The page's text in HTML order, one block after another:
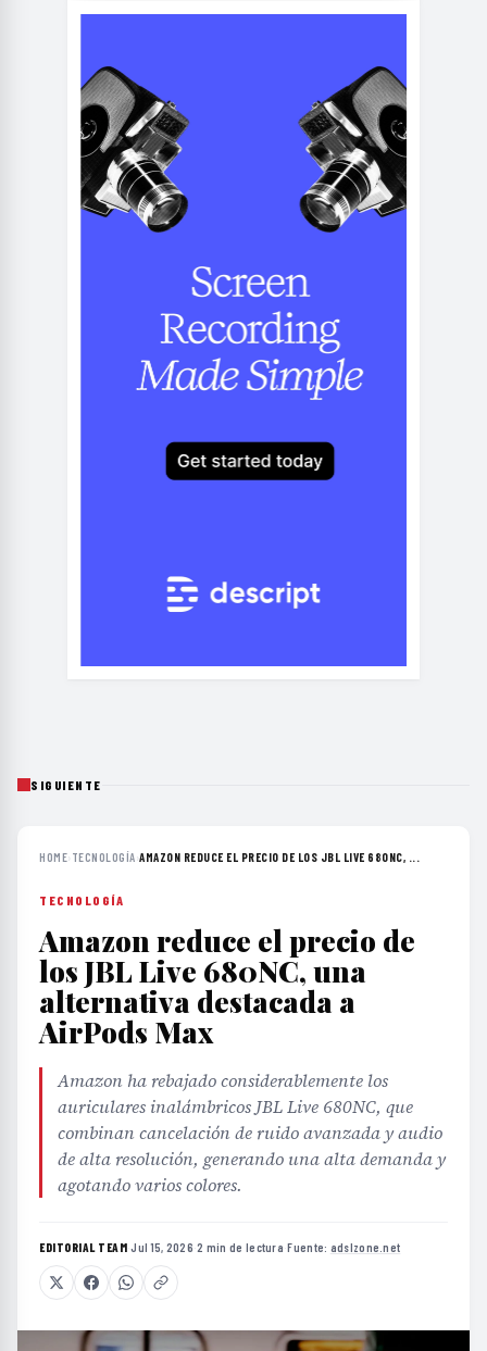
SIGUIENTE
HOME› TECNOLOGÍA›AMAZON REDUCE EL PRECIO DE LOS JBL LIVE 680NC, ...
TECNOLOGÍA
Amazon reduce el precio de
los JBL Live 680NC, una
alternativa destacada a
AirPods Max
Amazon ha rebajado considerablemente los
auriculares inalámbricos JBL Live 680NC, que
combinan cancelación de ruido avanzada y audio
de alta resolución, generando una alta demanda y
agotando varios colores.
EDITORIAL TEAM·Jul 15, 2026·2 min de lectura·Fuente: adslzone.net